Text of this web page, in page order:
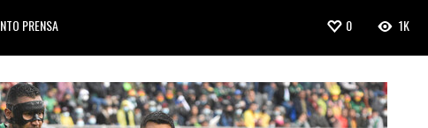
PRENSA 0 1K